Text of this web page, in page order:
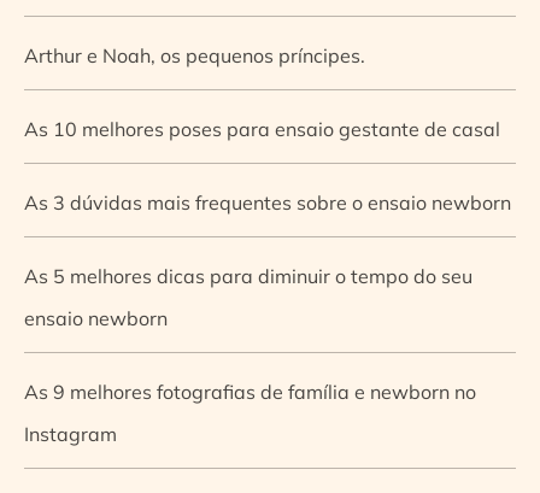
Arthur e Noah, os pequenos príncipes.
As 10 melhores poses para ensaio gestante de casal
As 3 dúvidas mais frequentes sobre o ensaio newborn
As 5 melhores dicas para diminuir o tempo do seu
ensaio newborn
As 9 melhores fotografias de família e newborn no
Instagram